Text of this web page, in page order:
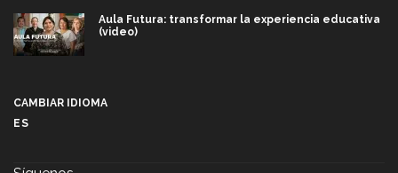
Aula Futura: transformar la experiencia educativa
(video)
CAMBIAR IDIOMA
ES